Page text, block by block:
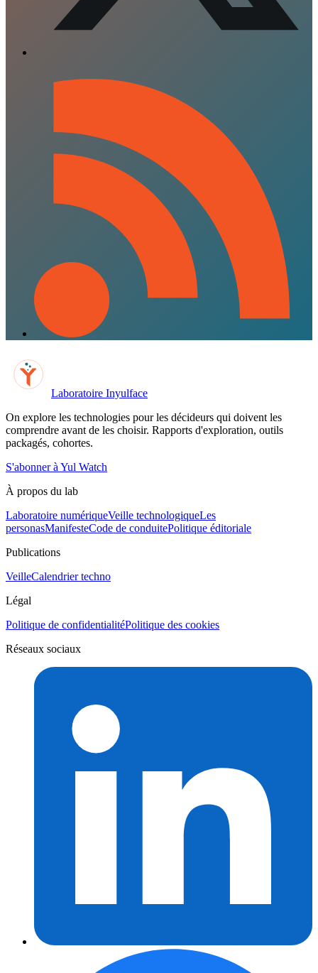
Laboratoire Inyulface
On explore les technologies pour les décideurs qui doivent les
comprendre avant de les choisir. Rapports d'exploration, outils
packagés, cohortes.
S'abonner à Yul Watch
À propos du lab
Laboratoire numériqueVeille technologiqueLes
personasManifesteCode de conduitePolitique éditoriale
Publications
VeilleCalendrier techno
Légal
Politique de confidentialitéPolitique des cookies
Réseaux sociaux